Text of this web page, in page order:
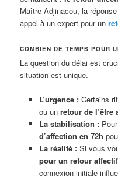
Maître Adjinacou, la
appel à un expert pour un
COMBIEN DE TEMPS POUR
La question du délai est
situation est unique.
L’urgence :Certains
ou un retour de l’être
La stabilisation :Pour
d’affection en 72h
La réalité :Si vous
pour un retour affectif
connexion initiale